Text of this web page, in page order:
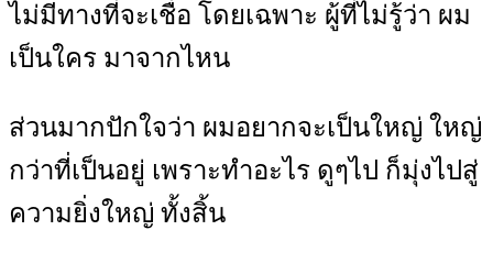
ไม่มีทางที่จะเชื่อ โดยเฉพาะ ผู้ที่ไม่รู้ว่า ผม
เป็นใคร มาจากไหน
ส่วนมากปักใจว่า ผมอยากจะเป็นใหญ่ ใหญ่
กว่าที่เป็นอยู่ เพราะทำอะไร ดูๆไป ก็มุ่งไปสู่
ความยิ่งใหญ่ ทั้งสิ้น